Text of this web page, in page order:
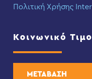
Πολιτική Χρήσης
Κοινωνικό
ΜΕΤΑΒΑΣΗ